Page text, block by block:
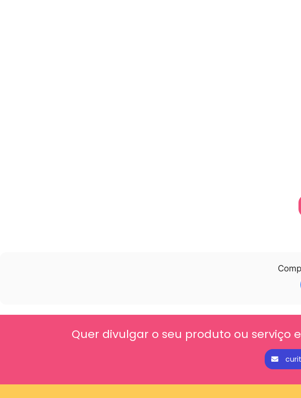
Quer divulgar o seu produto ou serviço